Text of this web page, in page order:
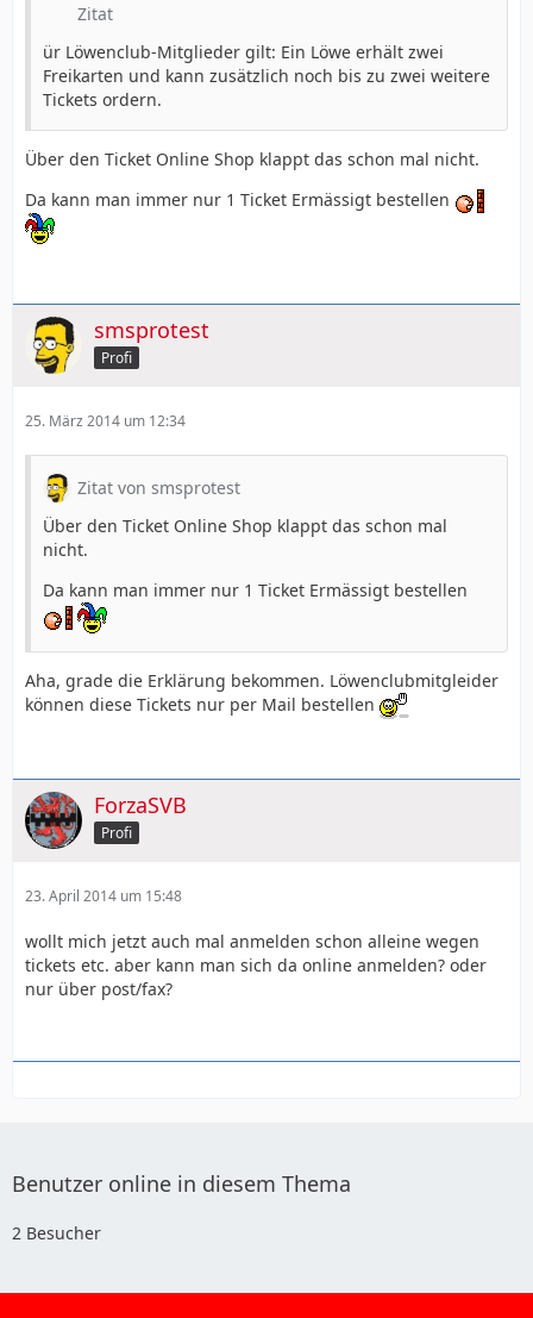
Zitat
ür Löwenclub-Mitglieder gilt: Ein Löwe erhält zwei
Freikarten und kann zusätzlich noch bis zu zwei weitere
Tickets ordern.
Über den Ticket Online Shop klappt das schon mal nicht.
Da kann man immer nur 1 Ticket Ermässigt bestellen
smsprotest
Profi
25. März 2014 um 12:34
Zitat von smsprotest
Über den Ticket Online Shop klappt das schon mal
nicht.
Da kann man immer nur 1 Ticket Ermässigt bestellen
Aha, grade die Erklärung bekommen. Löwenclubmitgleider
können diese Tickets nur per Mail bestellen
ForzaSVB
Profi
23. April 2014 um 15:48
wollt mich jetzt auch mal anmelden schon alleine wegen
tickets etc. aber kann man sich da online anmelden? oder
nur über post/fax?
Benutzer online in diesem Thema
2 Besucher